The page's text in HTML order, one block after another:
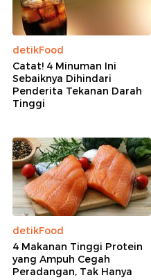
detikFood
Catat! 4 Minuman Ini
Sebaiknya Dihindari
Penderita Tekanan Darah
Tinggi
detikFood
4 Makanan Tinggi Protein
yang Ampuh Cegah
Peradangan, Tak Hanya